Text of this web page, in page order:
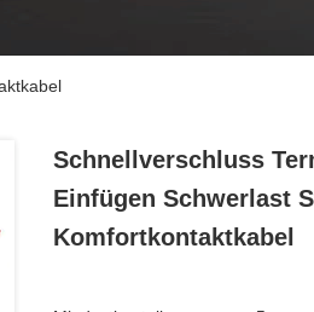
Schnellverschluss
Einfügen Schwerlast
Komfortkontaktkabel